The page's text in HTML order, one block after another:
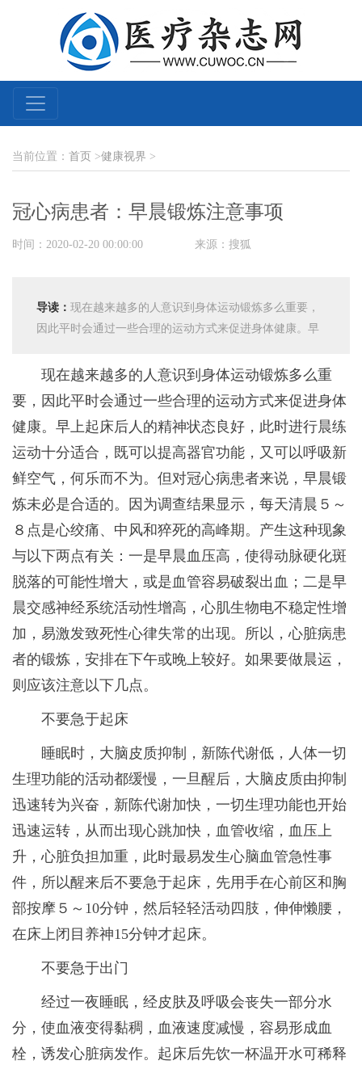
当前位置： 首页 >健康视界 >
冠心病患者：早晨锻炼注意事项
时间：2020-02-20 00:00:00 来源：搜狐
导读： 现在越来越多的人意识到身体运动锻炼多么重要，
因此平时会通过一些合理的运动方式来促进身体健康。早
合，既可以提高器官
现在越来越多的人意识到身体运动锻炼多么重
要，因此平时会通过一些合理的运动方式来促进身体
健康。早上起床后人的精神状态良好，此时进行晨练
运动十分适合，既可以提高器官功能，又可以呼吸新
鲜空气，何乐而不为。但对冠心病患者来说，早晨锻
炼未必是合适的。因为调查结果显示，每天清晨５～
８点是心绞痛、中风和猝死的高峰期。产生这种现象
与以下两点有关：一是早晨血压高，使得动脉硬化斑
脱落的可能性增大，或是血管容易破裂出血；二是早
晨交感神经系统活动性增高，心肌生物电不稳定性增
加，易激发致死性心律失常的出现。所以，心脏病患
者的锻炼，安排在下午或晚上较好。如果要做晨运，
则应该注意以下几点。
不要急于起床
睡眠时，大脑皮质抑制，新陈代谢低，人体一切
生理功能的活动都缓慢，一旦醒后，大脑皮质由抑制
迅速转为兴奋，新陈代谢加快，一切生理功能也开始
迅速运转，从而出现心跳加快，血管收缩，血压上
升，心脏负担加重，此时最易发生心脑血管急性事
件，所以醒来后不要急于起床，先用手在心前区和胸
部按摩５～10分钟，然后轻轻活动四肢，伸伸懒腰，
在床上闭目养神15分钟才起床。
不要急于出门
经过一夜睡眠，经皮肤及呼吸会丧失一部分水
分，使血液变得黏稠，血液速度减慢，容易形成血
栓，诱发心脏病发作。起床后先饮一杯温开水可稀释